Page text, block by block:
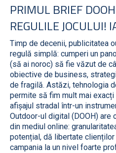
PRIMUL BRIEF
REGULILE JOCULUI!
Timp de decenii, publicitatea
regulă simplă: cumperi un
(să ai noroc) să fie văzut de
obiective de business,
de fragilă. Astăzi, tehnologia
permite să fim mult mai
afișajul stradal într-un
Outdoor-ul digital (DOOH) are
din mediul online:
potențial, dă libertate
campania la un nivel foarte